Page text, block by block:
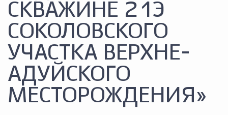
СКВАЖИНЕ 21Э
СОКОЛОВСКОГО
УЧАСТКА ВЕРХНЕ-
АДУЙСКОГО
МЕСТОРОЖДЕНИЯ»